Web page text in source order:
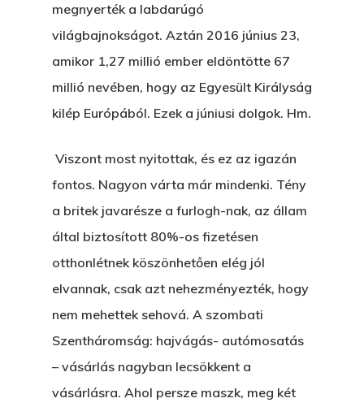
megnyerték a labdarúgó
világbajnokságot. Aztán 2016 június 23,
amikor 1,27 millió ember eldöntötte 67
millió nevében, hogy az Egyesült Királyság
kilép Európából. Ezek a júniusi dolgok. Hm.
Viszont most nyitottak, és ez az igazán
fontos. Nagyon várta már mindenki. Tény
a britek javarésze a furlogh-nak, az állam
által biztosított 80%-os fizetésen
otthonlétnek köszönhetően elég jól
elvannak, csak azt nehezményezték, hogy
nem mehettek sehová. A szombati
Szentháromság: hajvágás- autómosatás
– vásárlás nagyban lecsökkent a
vásárlásra. Ahol persze maszk, meg két